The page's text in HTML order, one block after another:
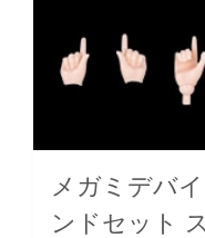
メガミデバ
ンドセット